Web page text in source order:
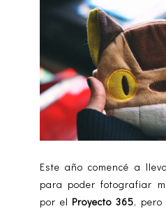
Este año comencé a
para poder fotografiar
por el Proyecto 365,